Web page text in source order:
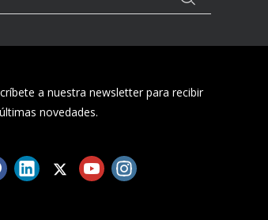
a nuestra newsletter para recibir
novedades.